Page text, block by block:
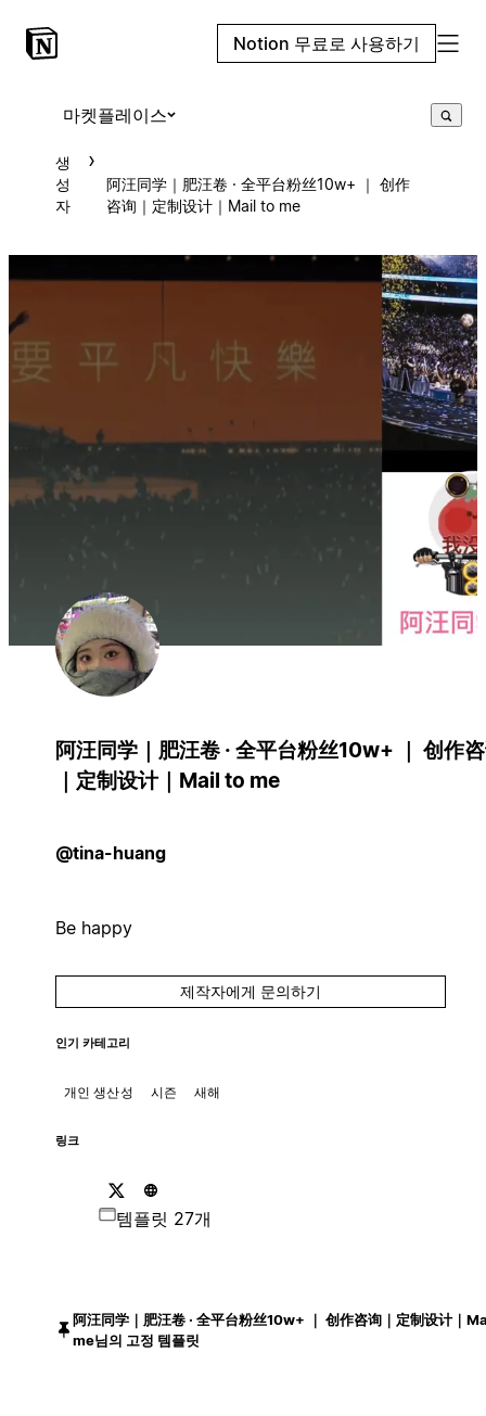
Notion 무료로 사용하기
마켓플레이스
생
성
자
阿汪同学｜肥汪卷 · 全平台粉丝10w+ ｜ 创作
咨询｜定制设计｜Mail to me
阿汪同学｜肥汪卷 · 全平台粉丝10w+ ｜ 创作
｜定制设计｜Mail to me
@tina-huang
Be happy
제작자에게 문의하기
인기 카테고리
개인 생산성 시즌 새해
링크
템플릿 27개
阿汪同学｜肥汪卷 · 全平台粉丝10w+ ｜ 创作咨询｜定制设计｜
me님의 고정 템플릿